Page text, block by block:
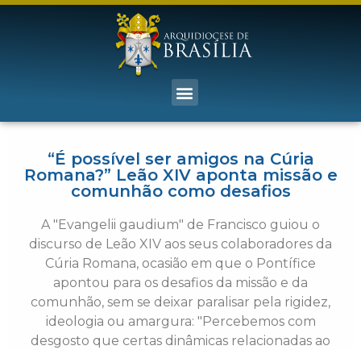
“É possível ser amigos na Cúria
Romana?” Leão XIV aponta missão e
comunhão como desafios
A "Evangelii gaudium" de Francisco guiou o
discurso de Leão XIV aos seus colaboradores da
Cúria Romana, ocasião em que o Pontífice
apontou para os desafios da missão e da
comunhão, sem se deixar paralisar pela rigidez,
ideologia ou amargura: "Percebemos com
desgosto que certas dinâmicas relacionadas ao